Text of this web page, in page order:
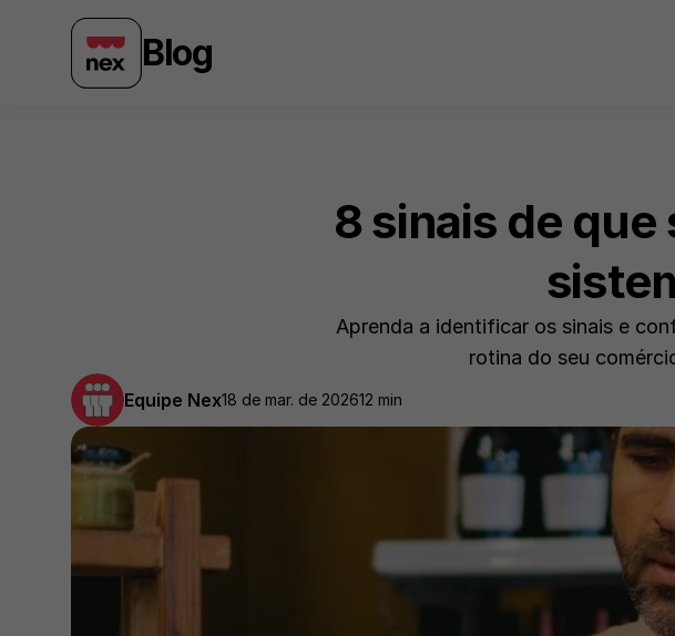
8 sinais de que
Aprenda a identificar os sinais e
rotina do seu
Equipe Nex18 de mar. de 202612 min
Blog